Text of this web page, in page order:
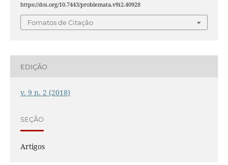
https://doi.org/10.7443/problemata.v9i2.40928
Fomatos de Citação
EDIÇÃO
v. 9 n. 2 (2018)
SEÇÃO
Artigos